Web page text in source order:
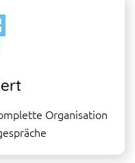
Organisation